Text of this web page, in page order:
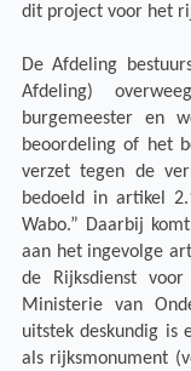
dit project voor het
De Afdeling
Afdeling)
burgemeester en
beoordeling of het
verzet tegen de
bedoeld in artikel
Wabo.” Daarbij
aan het ingevolge
de Rijksdienst
Ministerie van
uitstek deskundig is
als rijksmonument